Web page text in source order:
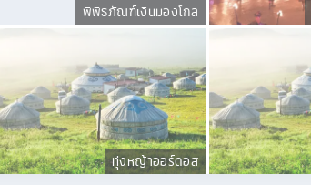
พิพิธภัณฑ์เงินมองโกล
ทุ่งหญ้าออร์ดอส